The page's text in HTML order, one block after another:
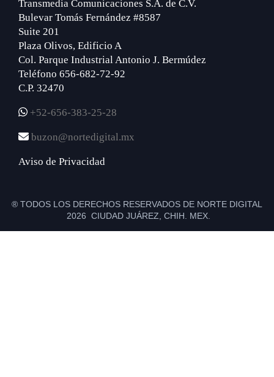
Transmedia Comunicaciones S.A. de C.V.
Bulevar Tomás Fernández #8587
Suite 201
Plaza Olivos, Edificio A
Col. Parque Industrial Antonio J. Bermúdez
Teléfono 656-682-72-92
C.P. 32470
+52-656-383-25-28
buzon@nortedigital.mx
Aviso de Privacidad
® TODOS LOS DERECHOS RESERVADOS DE NORTE DIGITAL
2026 CIUDAD JUÁREZ, CHIH. MEX.